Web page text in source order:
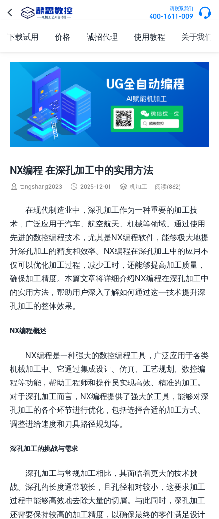
 请联系我们
400-1611-009 
下载试用 价格 诚招代理 使用教程 关于我们
NX编程 在深孔加工中的实用方法
 tongshang2023  2025-12-01  机加工 阅读(862)
在现代制造业中，深孔加工作为一种重要的加工技
术，广泛应用于汽车、航空航天、机械等领域。通过使用
先进的数控编程技术，尤其是NX编程软件，能够极大地提
升深孔加工的精度和效率。NX编程在深孔加工中的应用不
仅可以优化加工过程，减少工时，还能够提高加工质量，
确保加工精度。本篇文章将详细介绍NX编程在深孔加工中
的实用方法，帮助用户深入了解如何通过这一技术提升深
孔加工的整体效果。
NX编程概述
NX编程是一种强大的数控编程工具，广泛应用于各类
机械加工中。它通过集成设计、仿真、工艺规划、数控编
程等功能，帮助工程师和操作员实现高效、精准的加工。
对于深孔加工而言，NX编程提供了强大的工具，能够对深
孔加工的各个环节进行优化，包括选择合适的加工方式、
调整进给速度和刀具路径规划等。
深孔加工的挑战与需求
深孔加工与常规加工相比，其面临着更大的技术挑
战。深孔的长度通常较长，且孔径相对较小，这要求加工
过程中能够高效地去除大量的切屑。与此同时，深孔加工
还需要保持较高的加工精度，以确保最终的零件满足设计